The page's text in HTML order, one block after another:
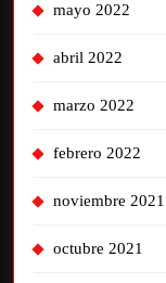
mayo 2022
abril 2022
marzo 2022
febrero 2022
noviembre 2021
octubre 2021